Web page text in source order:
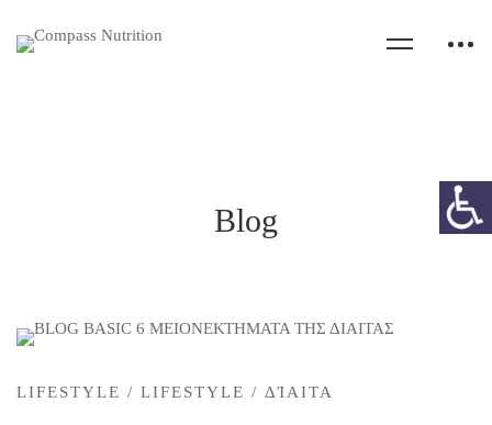
Blog
6
Μειονεκτήματα
LIFESTYLE / LIFESTYLE / ΔΊΑΙΤΑ